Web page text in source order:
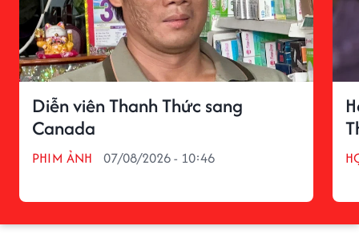
Diễn viên Thanh Thức sang
Canada
PHIM ẢNH 07/08/2026 - 10:46